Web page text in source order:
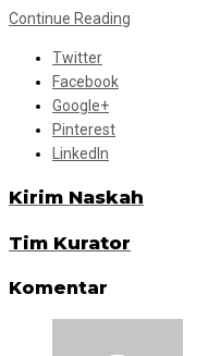
Continue Reading
Twitter
Facebook
Google+
Pinterest
LinkedIn
Kirim Naskah
Tim Kurator
Komentar